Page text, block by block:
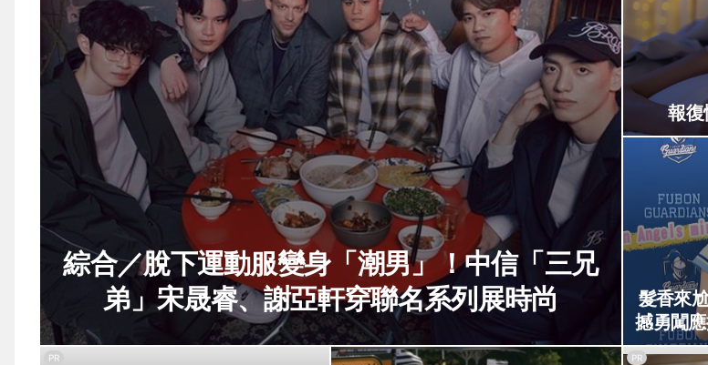
綜合／脫下運動服變身「潮男」！中信「三兄
弟」宋晟睿、謝亞軒穿聯名系列展時尚
報復
髮香來
撼勇闖
PR PR